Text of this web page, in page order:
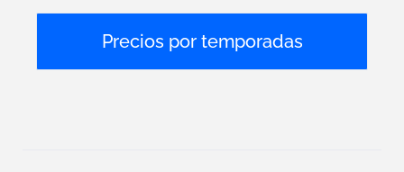
Precios por temporadas